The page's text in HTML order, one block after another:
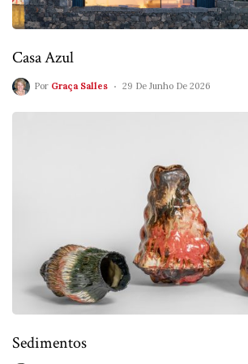
Casa Azul
Por Graça Salles 29 De Junho De 2026
Sedimentos